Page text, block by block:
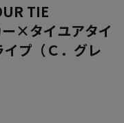
TIE
×タイユアタイ
プ（Ｃ．グレ